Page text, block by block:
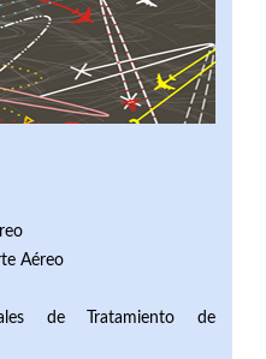
Aéreo
de Tratamiento de